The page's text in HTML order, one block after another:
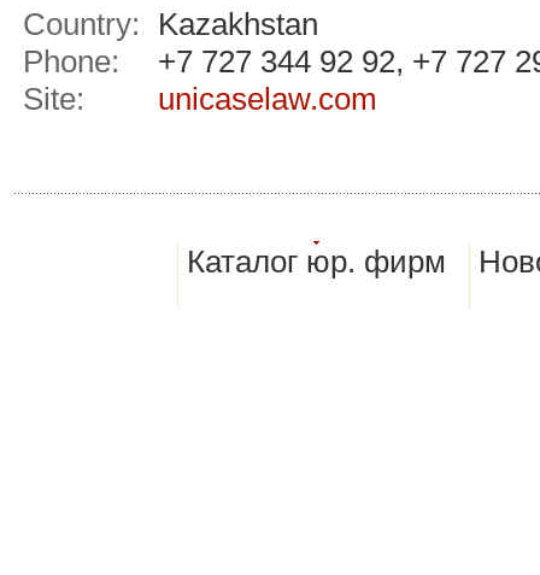
Country:
Kazakhstan
Phone:
+7 727 344 92 92, +7 727
Site:
unicaselaw.com
Каталог юр. фирм